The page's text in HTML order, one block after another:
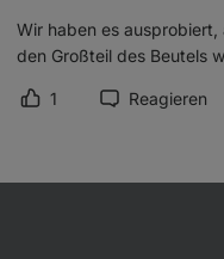
Wir haben es
den Großteil des Beutels
Rezension als hilfreich
1 Reagieren